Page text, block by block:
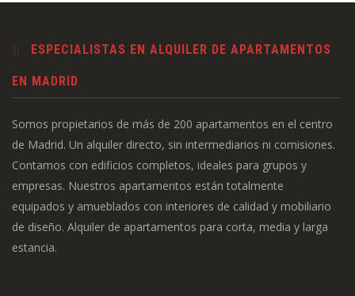
ESPECIALISTAS EN ALQUILER DE APARTAMENTOS
EN MADRID
Somos propietarios de más de 200 apartamentos en el centro
de Madrid. Un alquiler directo, sin intermediarios ni comisiones.
Contamos con edificios completos, ideales para grupos y
empresas. Nuestros apartamentos están totalmente
equipados y amueblados con interiores de calidad y mobiliario
de diseño. Alquiler de apartamentos para corta, media y larga
estancia.